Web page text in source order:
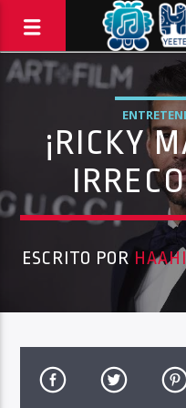
PROGRAMA ACTUAL
BALADAS
¡RICKY
ESCRITO POR